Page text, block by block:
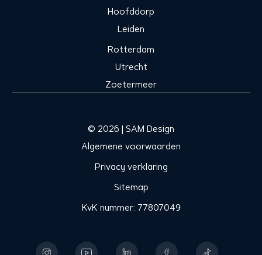
Hoofddorp
Leiden
Rotterdam
Utrecht
Zoetermeer
© 2026 | SAM Design
Algemene voorwaarden
Privacy verklaring
Sitemap
KvK nummer: 77807049